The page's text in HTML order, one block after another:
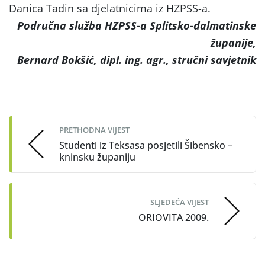
Danica Tadin sa djelatnicima iz HZPSS-a.
Područna služba HZPSS-a Splitsko-dalmatinske
županije,
Bernard Bokšić, dipl. ing. agr., stručni savjetnik
navigation
PRETHODNA VIJEST
Studenti iz Teksasa posjetili Šibensko –
kninsku županiju
SLJEDEĆA VIJEST
ORIOVITA 2009.